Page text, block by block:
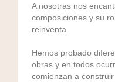
A nosotras nos
composiciones y su
reinventa.
Hemos probado
obras y en todos
comienzan a